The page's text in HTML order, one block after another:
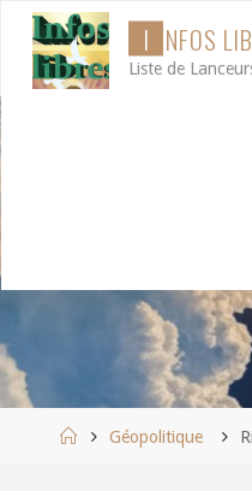
Aller
contenu
I NFOS L IB
Liste de
AccueilGéopolitique